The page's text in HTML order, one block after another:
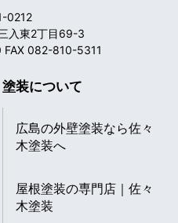
0212
入東2丁目69-3
082-810-5311
塗装について
広島の外壁塗装なら佐々
木塗装へ
屋根塗装の専門店｜佐々
木塗装